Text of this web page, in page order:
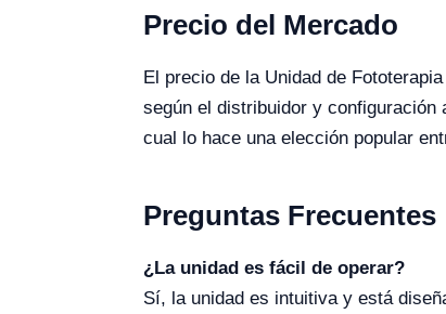
Precio del Mercado
El precio de la Unidad de
según el distribuidor y
cual lo hace una elección popular
Preguntas Frecuentes
¿La unidad es fácil de operar?
Sí, la unidad es intuitiva y está